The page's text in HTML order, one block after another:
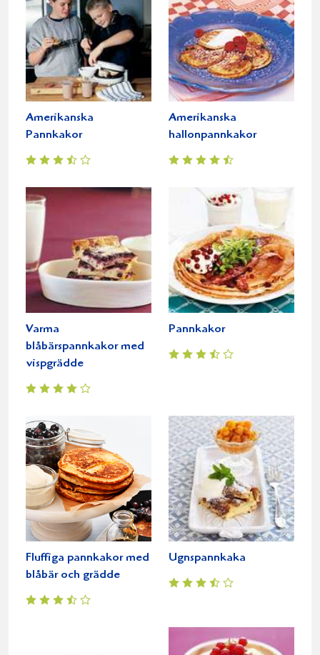
Amerikanska
Pannkakor
Amerikanska
hallonpannkakor
Varma
blåbärspannkakor med
vispgrädde
Pannkakor
Fluffiga pannkakor med
blåbär och grädde
Ugnspannkaka